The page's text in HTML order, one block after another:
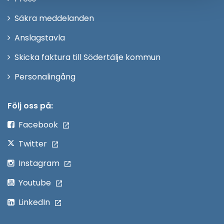
fönster
Säkra meddelanden
Anslagstavla
Skicka faktura till Södertälje kommun
PersonalingångÖppna
Följ oss på:
Facebook
Twitter
Instagram
Youtube
LinkedIn